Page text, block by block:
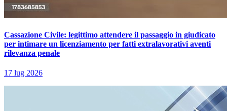
Cassazione Civile: legittimo attendere il passaggio in giudicato
per intimare un licenziamento per fatti extralavorativi aventi
rilevanza penale
17 lug 2026